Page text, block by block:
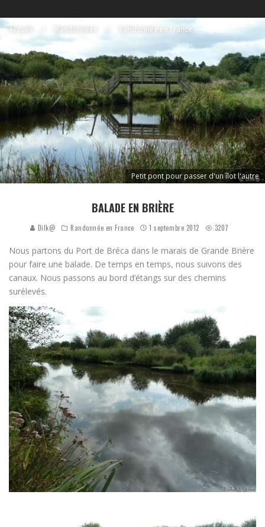
Accueil Randonnées Randonnée en France
Petit pont pour passer d'un îlot l'autre
BALADE EN BRIÈRE
Dilk@ Randonnée en France 1 septembre 2012 3207
Nous partons du Port de Bréca dans le marais de Grande Brière
pour faire une balade. De temps en temps, nous suivons des
canaux. Nous passons au bord d’étangs sur des chemins
surélevés.